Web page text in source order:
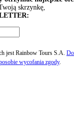
skrzynkę,
jest Rainbow Tours S.A.
wycofania zgody.